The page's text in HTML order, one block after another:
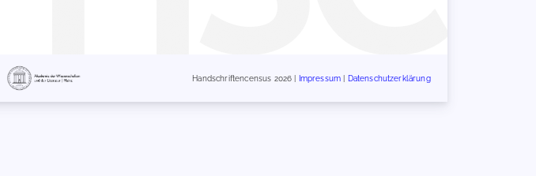
Handschriftencensus 2026 | Impressum Datenschutzerklärung